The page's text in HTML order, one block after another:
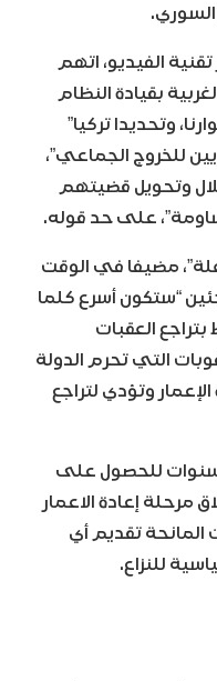
الفيديو، اتهم
بقيادة النظام
وتحديدا تركيا”
للخروج الجماعي”،
وتحويل قضيتهم
على حد قوله.
مضيفا في الوقت
“ستكون أسرع كلما
بتراجع العقبات
التي تحرم الدولة
وتؤدي لتراجع
للحصول على
مرحلة إعادة الاعمار
المانحة تقديم أي
للنزاع.